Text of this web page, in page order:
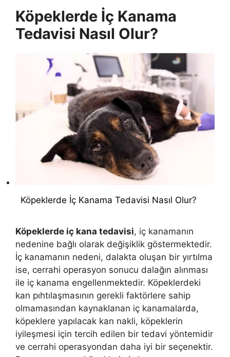
Köpeklerde İç Kanama
Tedavisi Nasıl Olur?
Köpeklerde İç Kanama Tedavisi Nasıl Olur?
Köpeklerde iç kana tedavisi, iç kanamanın
nedenine bağlı olarak değişiklik göstermektedir.
İç kanamanın nedeni, dalakta oluşan bir yırtılma
ise, cerrahi operasyon sonucu dalağın alınması
ile iç kanama engellenmektedir. Köpeklerdeki
kan pıhtılaşmasının gerekli faktörlere sahip
olmamasından kaynaklanan iç kanamalarda,
köpeklere yapılacak kan nakli, köpeklerin
iyileşmesi için tercih edilen bir tedavi yöntemidir
ve cerrahi operasyondan daha iyi bir seçenektir.